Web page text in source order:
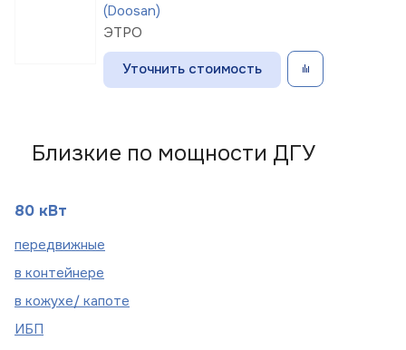
(Doosan)
ЭТРО
Уточнить стоимость
Близкие по мощности ДГУ
80 кВт
передвижные
в контейнере
в кожухе/ капоте
ИБП